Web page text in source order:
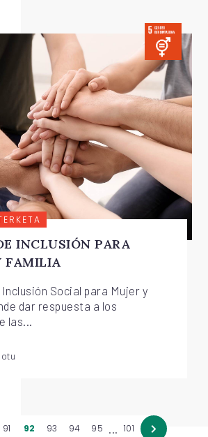
INCLUSIÓN PARA
FAMILIA
Social para Mujer y
dar respuesta a los
las...
91 92 93 94 95 ... 101